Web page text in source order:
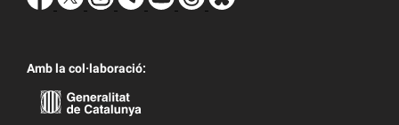
Amb la col·laboració: